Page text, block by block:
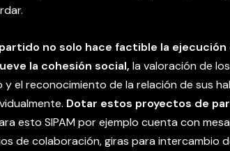
no solo hace factible la ejecución
la cohesión social, la valoración de
el reconocimiento de la relación de sus
Dotar estos proyectos de
esto SIPAM por ejemplo cuenta con
de colaboración, giras para intercambio